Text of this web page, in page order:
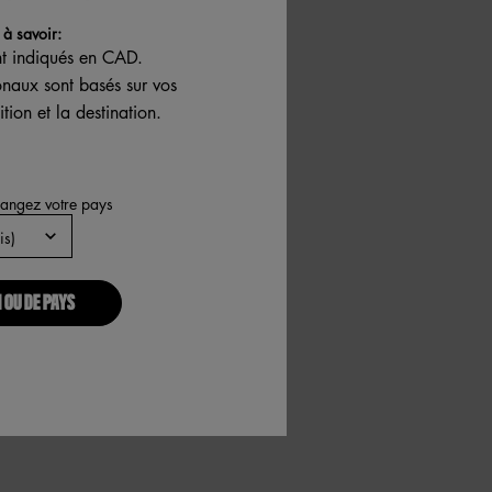
à savoir:
indiqués en CAD.
sont basés sur vos
et la destination.
votre pays
DE PAYS